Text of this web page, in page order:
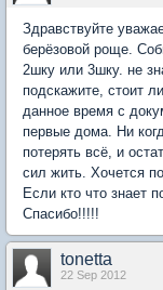
Здравствуйте
берёзовой роще.
2шку или 3шку. не
подскажите, стоит
данное время с
первые дома. Ни
потерять всё, и
сил жить. Хочется
Если кто что знает
Спасибо!!!!!
tonetta
22 Sep 2012